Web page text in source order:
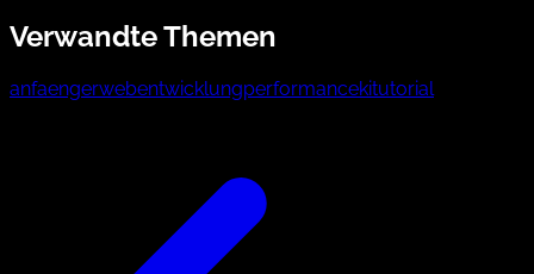
Verwandte Themen
anfaengerwebentwicklungperformancekitutorial